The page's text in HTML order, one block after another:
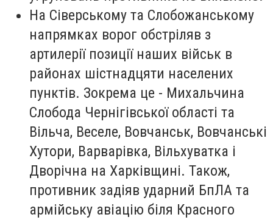
На Сіверському та Слобожанському
напрямках ворог обстріляв з
артилерії позиції наших військ в
районах шістнадцяти населених
пунктів. Зокрема це - Михальчина
Слобода Чернігівської області та
Вільча, Веселе, Вовчанськ, Вовчанські
Хутори, Варварівка, Вільхуватка і
Дворічна на Харківщині. Також,
противник задіяв ударний БпЛА та
армійську авіацію біля Красного